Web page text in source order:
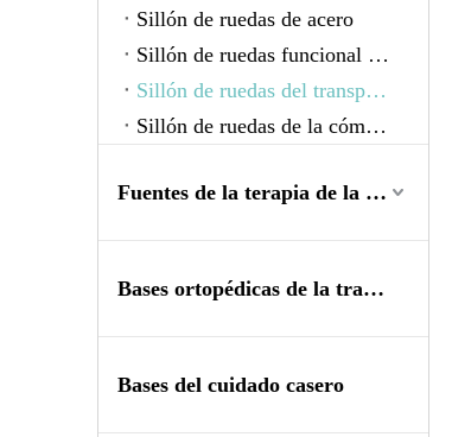
Sillón de ruedas de acero
Sillón de ruedas funcional del niño
Sillón de ruedas del transporte
Sillón de ruedas de la cómoda
Fuentes de la terapia de la rehabilitación
Bases ortopédicas de la tracción
Bases del cuidado casero